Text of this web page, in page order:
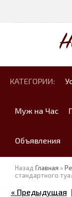
КАТЕГОРИИ:
Муж на Час
Объявления
Назад Главная »
стандартного
« Предыдущая |